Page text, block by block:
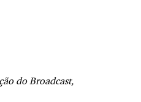
do Broadcast,